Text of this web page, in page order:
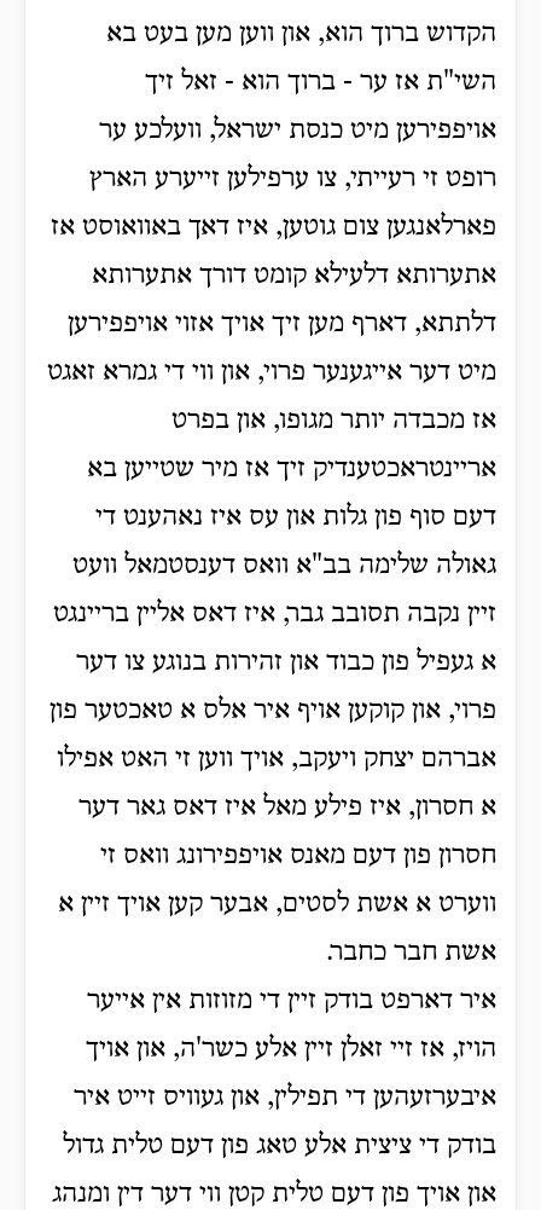
הקדוש ברוך הוא, און ווען מען בעט בא
השי"ת אז ער - ברוך הוא - זאל זיך
אויפפירען מיט כנסת ישראל, וועלכע ער
רופט זי רעייתי, צו ערפילען זייערע הארץ
פארלאנגען צום גוטען, איז דאך באוואוסט אז
אתערותא דלעילא קומט דורך אתערותא
דלתתא, דארף מען זיך אויך אזוי אויפפירען
מיט דער אייגענער פרוי, און ווי די גמרא זאגט
אז מכבדה יותר מגופו, און בפרט
אריינטראכטענדיק זיך אז מיר שטייען בא
דעם סוף פון גלות און עס איז נאהענט די
גאולה שלימה בב"א וואס דענסטמאל וועט
זיין נקבה תסובב גבר, איז דאס אליין בריינגט
א געפיל פון כבוד און זהירות בנוגע צו דער
פרוי, און קוקען אויף איר אלס א טאכטער פון
אברהם יצחק ויעקב, אויך ווען זי האט אפילו
א חסרון, איז פילע מאל איז דאס גאר דער
חסרון פון דעם מאנס אויפפירונג וואס זי
ווערט א אשת לסטים, אבער קען אויך זיין א
אשת חבר כחבר.
איר דארפט בודק זיין די מזוזות אין אייער
הויז, אז זיי זאלן זיין אלע כשר'ה, און אויך
איבערזעהען די תפילין, און געוויס זייט איר
בודק די ציצית אלע טאג פון דעם טלית גדול
און אויך פון דעם טלית קטן ווי דער דין ומנהג